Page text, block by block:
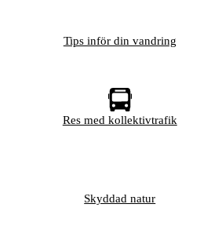
Tips inför din vandring
Res med kollektivtrafik
Skyddad natur